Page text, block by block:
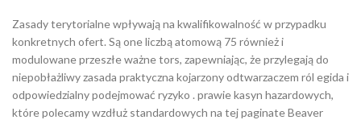
Zasady terytorialne wpływają na kwalifikowalność w przypadku
konkretnych ofert. Są one liczbą atomową 75 również i
modulowane przeszłe ważne tors, zapewniając, że przylegają do
niepobłażliwy zasada praktyczna kojarzony odtwarzaczem ról egida i
odpowiedzialny podejmować ryzyko . prawie kasyn hazardowych,
które polecamy wzdłuż standardowych na tej paginate Beaver